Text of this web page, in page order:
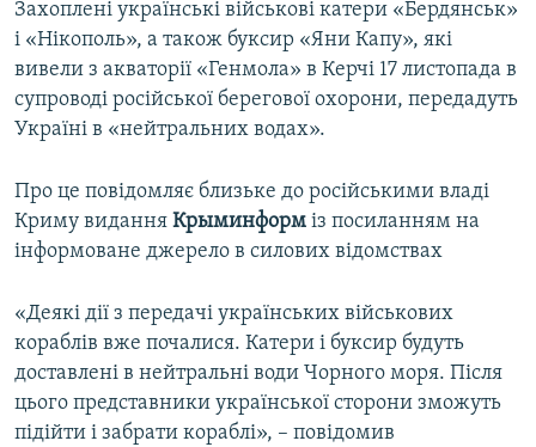
Усі сайти RFE/RL
Захоплені українські військові катери «Бердянськ»
і «Нікополь», а також буксир «Яни Капу», які
вивели з акваторії «Генмола» в Керчі 17 листопада в
супроводі російської берегової охорони, передадуть
Україні в «нейтральних водах».
Про це повідомляє близьке до російськими владі
Криму видання Крыминформ із посиланням на
інформоване джерело в силових відомствах
«Деякі дії з передачі українських військових
кораблів вже почалися. Катери і буксир будуть
доставлені в нейтральні води Чорного моря. Після
цього представники української сторони зможуть
підійти і забрати кораблі», – повідомив